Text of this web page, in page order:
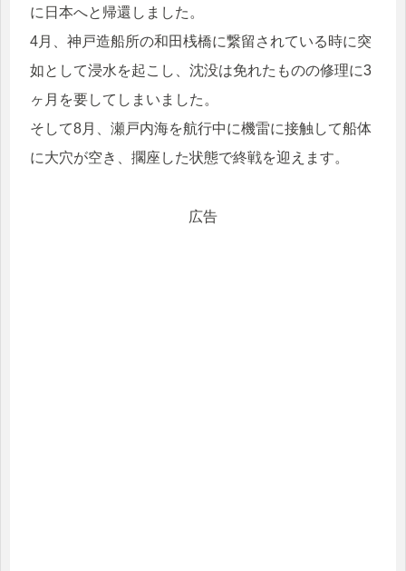
に日本へと帰還しました。
4月、神戸造船所の和田桟橋に繋留されている時に突
如として浸水を起こし、沈没は免れたものの修理に3
ヶ月を要してしまいました。
そして8月、瀬戸内海を航行中に機雷に接触して船体
に大穴が空き、擱座した状態で終戦を迎えます。
広告